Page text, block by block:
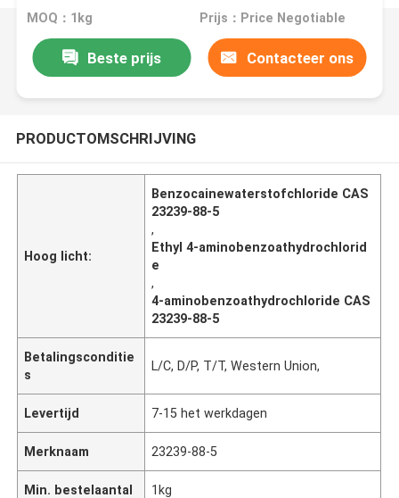
MOQ：1kg Prijs：Price Negotiable
Beste prijs Contacteer ons
PRODUCTOMSCHRIJVING
Hoog licht:
Benzocainewaterstofchloride CAS
23239-88-5
,
Ethyl 4-aminobenzoathydrochlorid
e
,
4-aminobenzoathydrochloride CAS
23239-88-5
Betalingsconditie
s
L/C, D/P, T/T, Western Union,
Levertijd 7-15 het werkdagen
Merknaam 23239-88-5
Min. bestelaantal 1kg